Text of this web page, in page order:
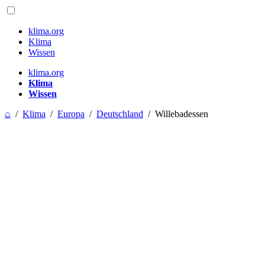
klima.org
Klima
Wissen
klima.org
Klima
Wissen
⌂ / Klima / Europa / Deutschland / Willebadessen